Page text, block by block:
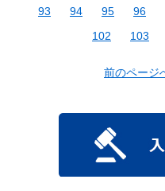
93
94 95 96
102
103
前のページ